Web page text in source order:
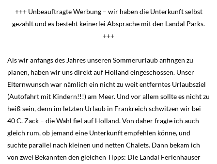
+++ Unbeauftragte Werbung – wir haben die Unterkunft selbst
gezahlt und es besteht keinerlei Absprache mit den Landal Parks.
+++
Als wir anfangs des Jahres unseren Sommerurlaub anfingen zu
planen, haben wir uns direkt auf Holland eingeschossen. Unser
Elternwunsch war nämlich ein nicht zu weit entferntes Urlaubsziel
(Autofahrt mit Kindern!!!) am Meer. Und vor allem sollte es nicht zu
heiß sein, denn im letzten Urlaub in Frankreich schwitzen wir bei
40 C. Zack – die Wahl fiel auf Holland. Von daher fragte ich auch
gleich rum, ob jemand eine Unterkunft empfehlen könne, und
suchte parallel nach kleinen und netten Chalets. Dann bekam ich
von zwei Bekannten den gleichen Tipps: Die Landal Ferienhäuser